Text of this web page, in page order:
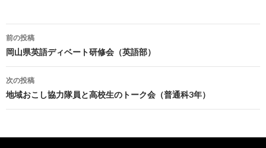
投
稿
ナ
ゲ
前の投稿
岡山県英語ディベート研修会（英語部）
次の投稿
地域おこし協力隊員と高校生のトーク会（普通科3年）